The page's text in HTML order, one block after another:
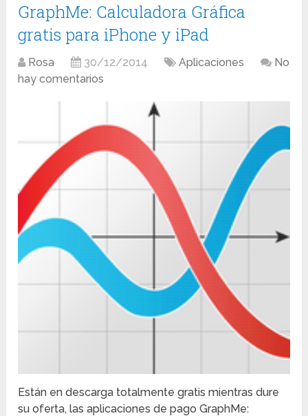
GraphMe: Calculadora Gráfica
gratis para iPhone y iPad
Rosa 30/12/2014 Aplicaciones
No
hay comentarios
Están en descarga totalmente gratis mientras dure
su oferta, las aplicaciones de pago GraphMe: